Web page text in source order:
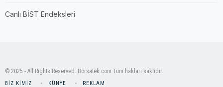
Canlı BİST Endeksleri
© 2025 - All Rights Reserved. Borsatek.com Tüm hakları saklıdır.
BIZ KIMIZ KÜNYE REKLAM